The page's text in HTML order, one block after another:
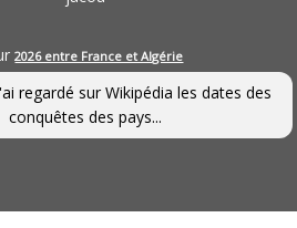
2026 entre France et Algérie
regardé sur Wikipédia les dates des
conquêtes des pays...